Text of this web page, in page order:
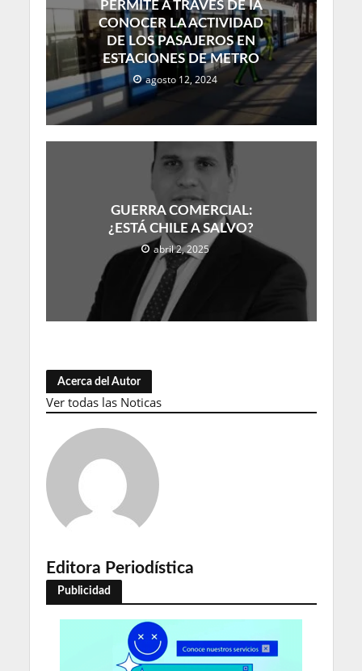
PERMITE A TRAVÉS DE IA
CONOCER LA ACTIVIDAD
DE LOS PASAJEROS EN
ESTACIONES DE METRO
agosto 12, 2024
GUERRA COMERCIAL:
¿ESTÁ CHILE A SALVO?
abril 2, 2025
Acerca del Autor
Ver todas las Noticas
Editora Periodística
Publicidad